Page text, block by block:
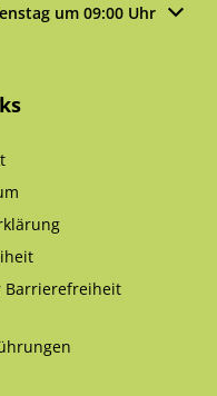
Schließzeiten
um 09:00 Uhr
Barrierefreiheit